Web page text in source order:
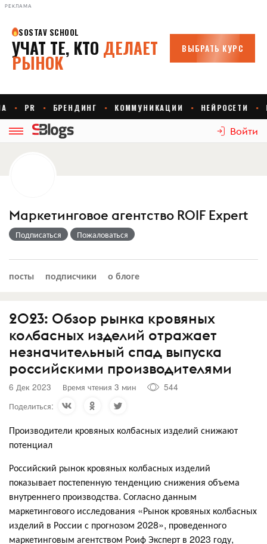
РЕКЛАМА
Войти
Маркетинговое агентство ROIF Expert
Подписаться Пожаловаться
посты подписчики о блоге
2023: Обзор рынка кровяных
колбасных изделий отражает
незначительный спад выпуска
российскими производителями
6 Дек 2023 Время чтения 3 мин
544
Поделиться:
Производители кровяных колбасных изделий снижают
потенциал
Российский рынок кровяных колбасных изделий
показывает постепенную тенденцию снижения объема
внутреннего производства. Согласно данным
маркетингового исследования «Рынок кровяных колбасных
изделий в России с прогнозом 2028», проведенного
маркетинговым агентством Роиф Эксперт в 2023 году,